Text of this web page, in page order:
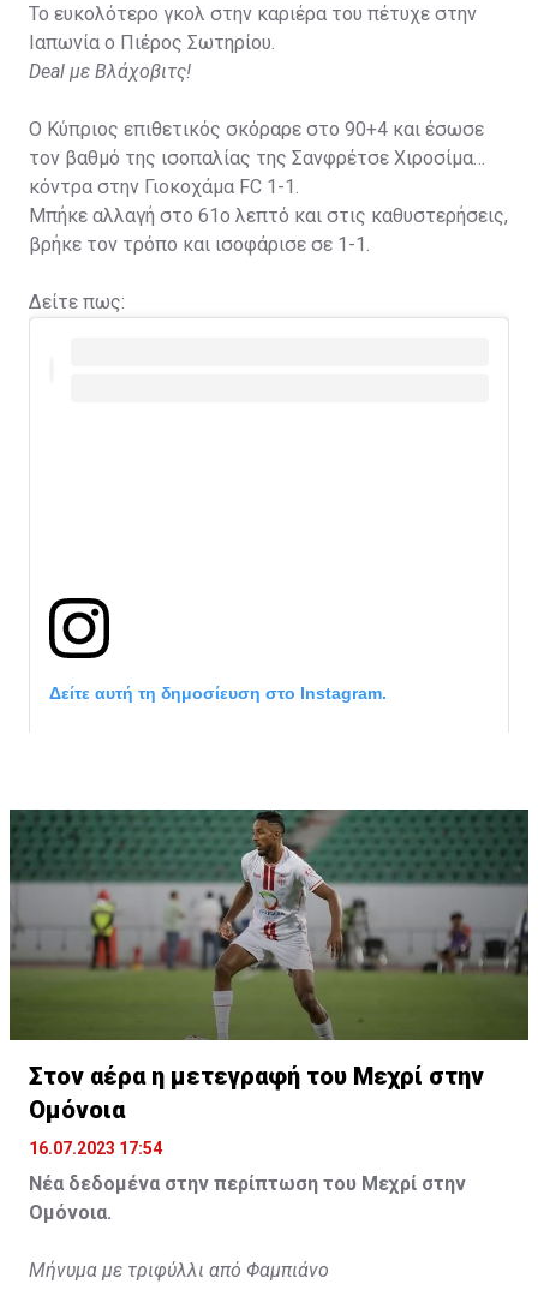
Το ευκολότερο γκολ στην καριέρα του πέτυχε στην
Ιαπωνία ο Πιέρος Σωτηρίου.
Deal με Βλάχοβιτς!
Ο Κύπριος επιθετικός σκόραρε στο 90+4 και έσωσε
τον βαθμό της ισοπαλίας της Σανφρέτσε Χιροσίμα
κόντρα στην Γιοκοχάμα FC 1-1.
Μπήκε αλλαγή στο 61ο λεπτό και στις καθυστερήσεις,
βρήκε τον τρόπο και ισοφάρισε σε 1-1.
Δείτε πως:
Δείτε αυτή τη δημοσίευση στο Instagram.
Στον αέρα η μετεγραφή του Μεχρί στην
Ομόνοια
16.07.2023 17:54
Νέα δεδομένα στην περίπτωση του Μεχρί στην
Ομόνοια.
Μήνυμα με τριφύλλι από Φαμπιάνο